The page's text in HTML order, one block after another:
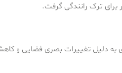
ترک رانندگی گرفت.
دلیل تغییرات بصری فضایی و